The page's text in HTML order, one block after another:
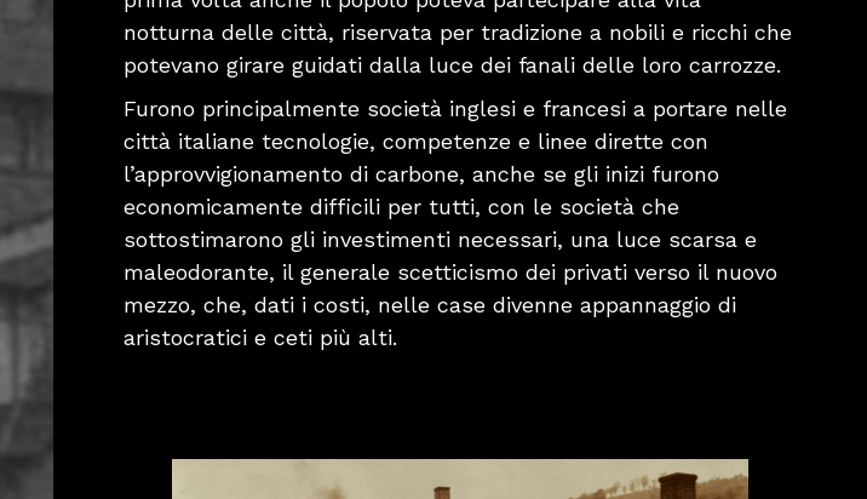
notturna delle città, riservata per tradizione a nobili e ricchi che
potevano girare guidati dalla luce dei fanali delle loro carrozze.
Furono principalmente società inglesi e francesi a portare nelle
città italiane tecnologie, competenze e linee dirette con
l’approvvigionamento di carbone, anche se gli inizi furono
economicamente difficili per tutti, con le società che
sottostimarono gli investimenti necessari, una luce scarsa e
maleodorante, il generale scetticismo dei privati verso il nuovo
mezzo, che, dati i costi, nelle case divenne appannaggio di
aristocratici e ceti più alti.